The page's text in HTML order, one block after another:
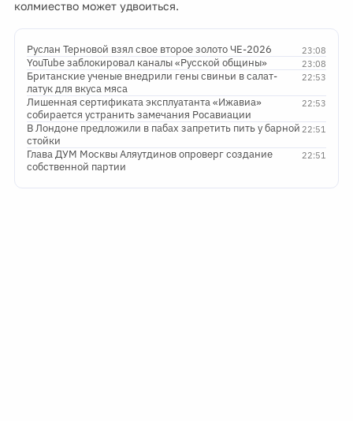
колмиество может удвоиться.
23:08
Руслан Терновой взял свое второе золото ЧЕ-2026
23:08
YouTube заблокировал каналы «Русской общины»
22:53
Британские ученые внедрили гены свиньи в салат-
латук для вкуса мяса
22:53
Лишенная сертификата эксплуатанта «Ижавиа»
собирается устранить замечания Росавиации
22:51
В Лондоне предложили в пабах запретить пить у барной
стойки
22:51
Глава ДУМ Москвы Аляутдинов опроверг создание
собственной партии